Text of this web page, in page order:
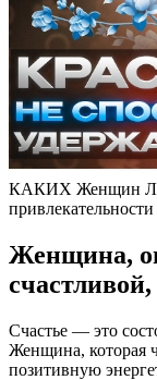
КАКИХ Женщин
привлекательности
Женщина,
Счастье — это
Женщина, которая
позитивную